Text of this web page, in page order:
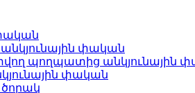
փական
պողպատից անկյունային
փական